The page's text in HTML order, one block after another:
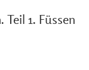
1. Füssen